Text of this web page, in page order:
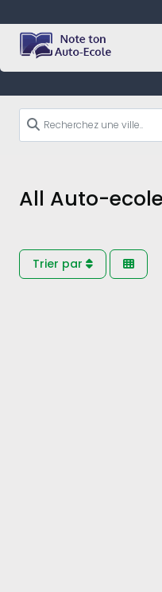
to
content
All Auto-ecole
Trier par